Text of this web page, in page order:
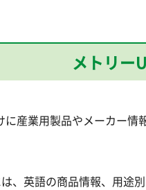
メトリー
に産業用製品やメーカー
、英語の商品情報、用途